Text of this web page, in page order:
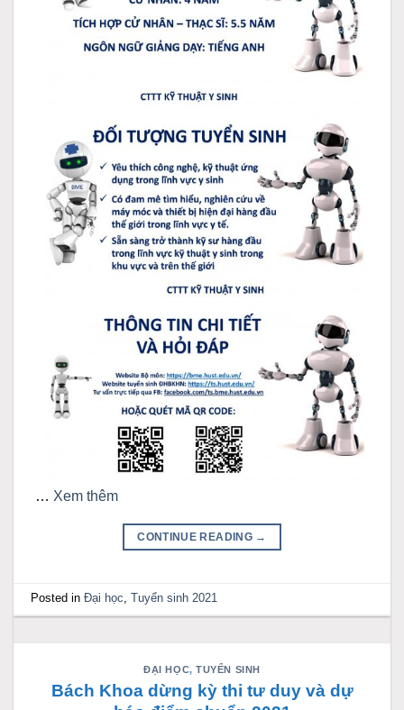
… Xem thêm
CONTINUE READING →
Posted inĐại học,Tuyển sinh 2021
ĐẠI HỌC,TUYỂN SINH
Bách Khoa dừng kỳ thi tư duy và dự